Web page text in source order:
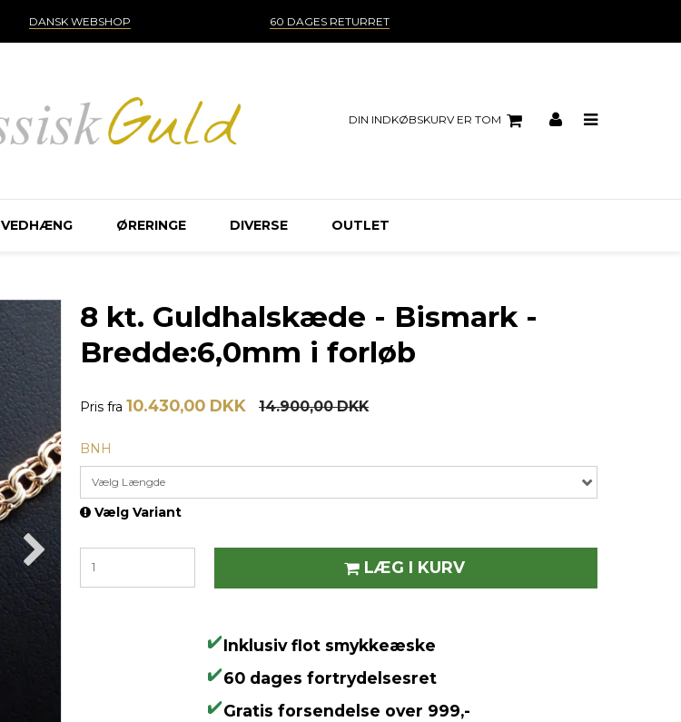
DANSK WEBSHOP 60 DAGES RETURRET
DIN INDKØBSKURV ER TOM
VEDHÆNG ØRERINGE DIVERSE OUTLET
8 kt. Guldhalskæde - Bismark -
Bredde:6,0mm i forløb
Pris fra 10.430,00 DKK 14.900,00 DKK
BNH
Vælg Længde
Vælg Variant
LÆG I KURV
Inklusiv flot smykkeæske
60 dages fortrydelsesret
Gratis forsendelse over 999,-